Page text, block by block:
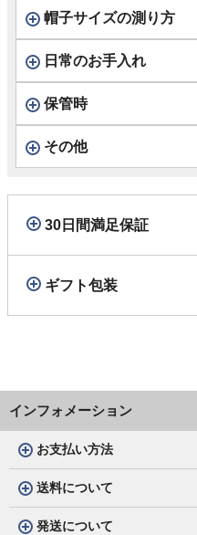
帽子サイズの測り方
日常のお手入れ
保管時
その他
30日間満足保証
ギフト包装
インフォメーション
お支払い方法
送料について
発送について